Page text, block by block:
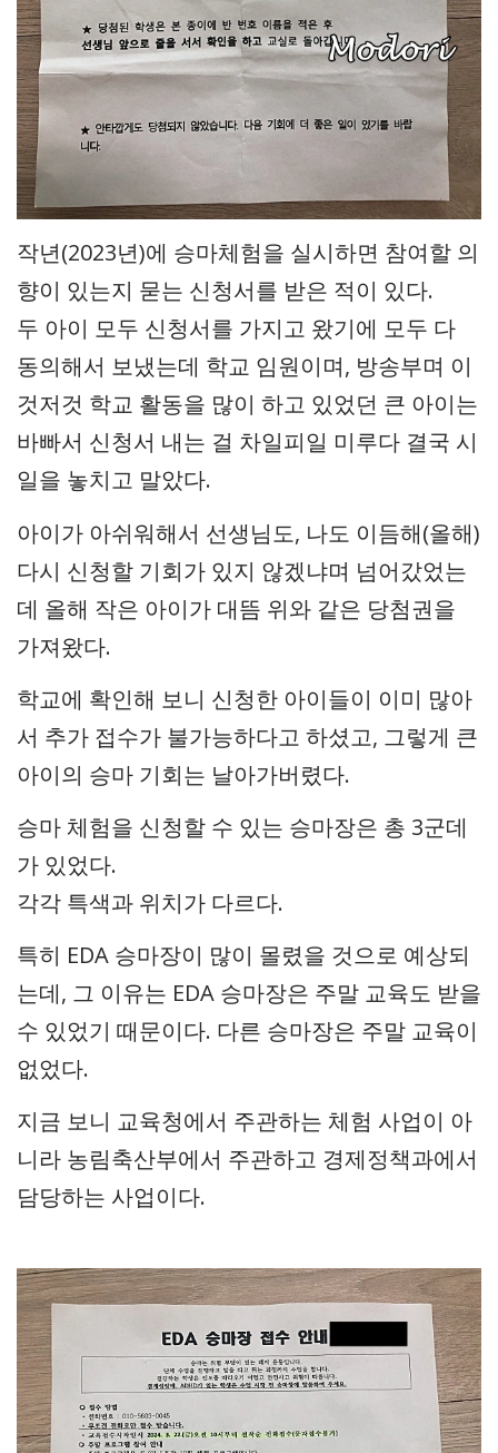
작년(2023년)에 승마체험을 실시하면 참여할 의
향이 있는지 묻는 신청서를 받은 적이 있다.
두 아이 모두 신청서를 가지고 왔기에 모두 다
동의해서 보냈는데 학교 임원이며, 방송부며 이
것저것 학교 활동을 많이 하고 있었던 큰 아이는
바빠서 신청서 내는 걸 차일피일 미루다 결국 시
일을 놓치고 말았다.
아이가 아쉬워해서 선생님도, 나도 이듬해(올해)
다시 신청할 기회가 있지 않겠냐며 넘어갔었는
데 올해 작은 아이가 대뜸 위와 같은 당첨권을
가져왔다.
학교에 확인해 보니 신청한 아이들이 이미 많아
서 추가 접수가 불가능하다고 하셨고, 그렇게 큰
아이의 승마 기회는 날아가버렸다.
승마 체험을 신청할 수 있는 승마장은 총 3군데
가 있었다.
각각 특색과 위치가 다르다.
특히 EDA 승마장이 많이 몰렸을 것으로 예상되
는데, 그 이유는 EDA 승마장은 주말 교육도 받을
수 있었기 때문이다. 다른 승마장은 주말 교육이
없었다.
지금 보니 교육청에서 주관하는 체험 사업이 아
니라 농림축산부에서 주관하고 경제정책과에서
담당하는 사업이다.